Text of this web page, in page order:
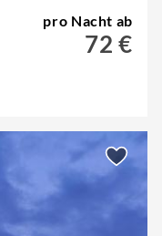
pro Nacht ab
72 €